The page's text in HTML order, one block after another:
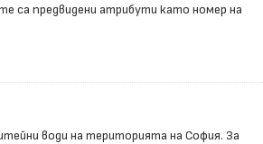
са предвидени атрибути като номер на
води на територията на София. За